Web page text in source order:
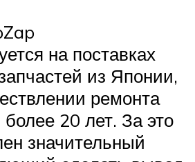
на поставках
из Японии,
ремонта
20 лет. За это
значительный